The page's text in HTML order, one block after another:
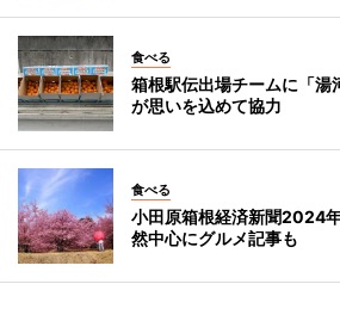
食べる
箱根駅伝出場チームに「
が思いを込めて協力
食べる
小田原箱根経済新聞2024
然中心にグルメ記事も